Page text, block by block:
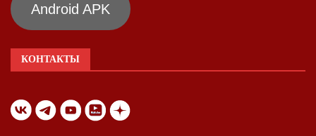
Android APK
КОНТАКТЫ